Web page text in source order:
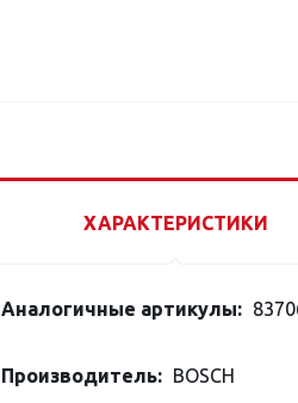
ХАРАКТЕРИСТИКИ
Аналогичные артикулы:
Производитель: BOSCH